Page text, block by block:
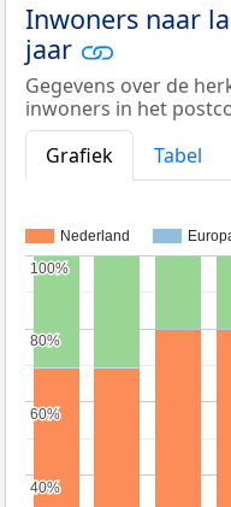
Inwoners naar
jaar
Gegevens over de
inwoners in het
Grafiek
Tabel
Nederland
40%
40%
60%
60%
80%
80%
100%
100%